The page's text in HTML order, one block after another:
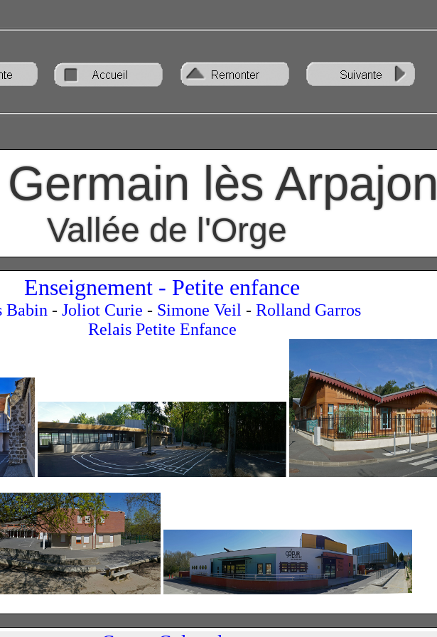
lès Arpajon
Vallée de l'Orge
Enseignement - Petite enfance
Babin - Joliot Curie - Simone Veil - Rolland Garros
Relais Petite Enfance